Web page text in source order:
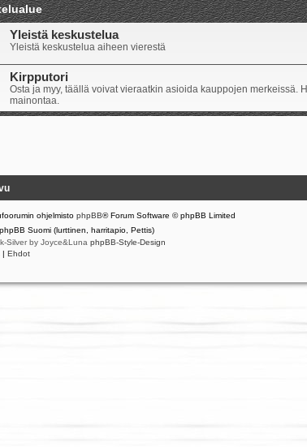
Yleistä keskustelua
Yleistä keskustelua aiheen vierestä
Kirpputori
Osta ja myy, täällä voivat vieraatkin asioida kauppojen merkeissä.
mainontaa.
ohjelmisto phpBB® Forum Software © phpBB Limited
Suomi (lurttinen, harritapio, Pettis)
Silver by Joyce&Luna phpBB-Style-Design
| Ehdot